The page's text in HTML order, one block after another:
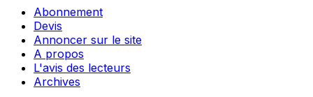
Abonnement
Devis
Annoncer sur le site
A propos
L'avis des lecteurs
Archives